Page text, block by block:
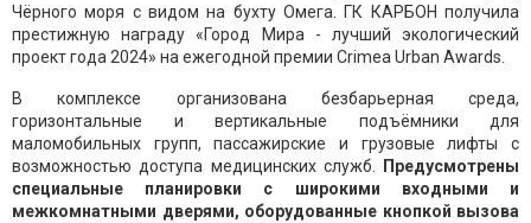
Чёрного моря с видом на бухту Омега. ГК КАРБОН получила
престижную награду «Город Мира - лучший экологический
проект года 2024» на ежегодной премии Crimea Urban Awards.
В комплексе организована безбарьерная среда,
горизонтальные и вертикальные подъёмники для
маломобильных групп, пассажирские и грузовые лифты с
возможностью доступа медицинских служб.
Предусмотрены
специальные планировки с широкими входными и
межкомнатными дверями, оборудованные кнопкой вызова